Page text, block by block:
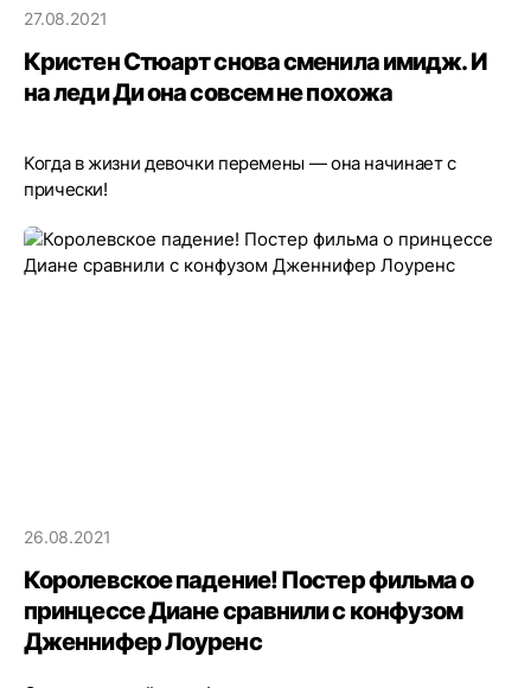
27.08.2021
Кристен Стюарт снова сменила имидж. И
на леди Ди она совсем не похожа
Когда в жизни девочки перемены — она начинает с
прически!
26.08.2021
Королевское падение! Постер фильма о
принцессе Диане сравнили с конфузом
Дженнифер Лоуренс